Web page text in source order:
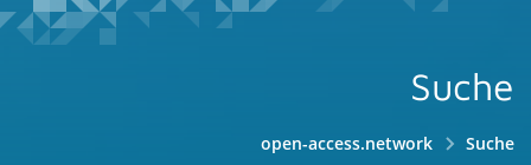
Suche
open-access.network Suche